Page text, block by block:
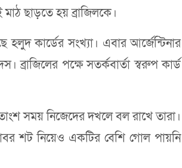
ছাড়তে হয় ব্রাজিলকে।
কার্ডের সংখ্যা। এবার আর্জেন্টিনার
ব্রাজিলের পক্ষে সতর্কবার্তা স্বরুপ কার্ড
সময় নিজেদের দখলে বল রাখে তারা।
শট নিয়েও একটির বেশি গোল পায়নি